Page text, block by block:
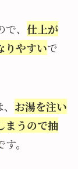
、 仕上が
りやすいで
お湯を注い
まうので抽
す。